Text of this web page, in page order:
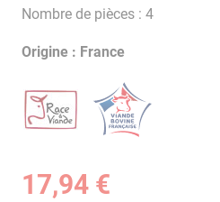
Nombre de pièces : 4
Origine : France
17,94 €